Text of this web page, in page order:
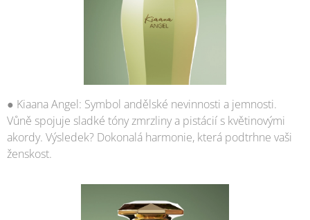
● Kiaana Angel: Symbol andělské nevinnosti a jemnosti.
Vůně spojuje sladké tóny zmrzliny a pistácií s květinovými
akordy. Výsledek? Dokonalá harmonie, která podtrhne vaši
ženskost.